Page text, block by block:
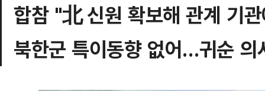
합참 "北 신원 확보해 관계 기
북한군 특이동향 없어…귀순 의